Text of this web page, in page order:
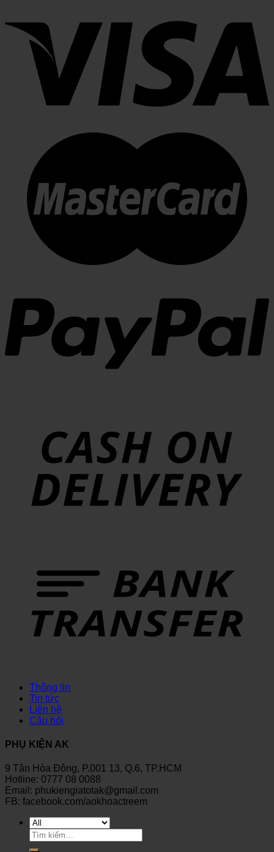
Thông tin
Tin tức
Liên hệ
Câu hỏi
PHỤ KIỆN AK
9 Tân Hòa Đông, P.001 13, Q.6, TP.HCM
Hotline: 0777 08 0088
Email: phukiengiatotak@gmail.com
FB: facebook.com/aokhoactreem
Tìm
kiếm: